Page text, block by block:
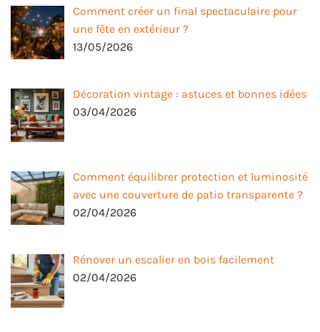
Comment créer un final spectaculaire pour
une fête en extérieur ?
13/05/2026
Décoration vintage : astuces et bonnes idées
03/04/2026
Comment équilibrer protection et luminosité
avec une couverture de patio transparente ?
02/04/2026
Rénover un escalier en bois facilement
02/04/2026